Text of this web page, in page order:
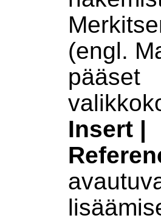
(engl.
pääset
Insert |